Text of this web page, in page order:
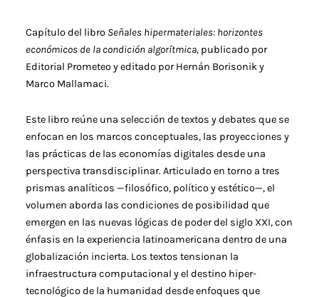
Capítulo del libro Señales hipermateriales: horizontes
económicos de la condición algorítmica, publicado por
Editorial Prometeo y editado por Hernán Borisonik y
Marco Mallamaci.
Este libro reúne una selección de textos y debates que se
enfocan en los marcos conceptuales, las proyecciones y
las prácticas de las economías digitales desde una
perspectiva transdisciplinar. Articulado en torno a tres
prismas analíticos —filosófico, político y estético—, el
volumen aborda las condiciones de posibilidad que
emergen en las nuevas lógicas de poder del siglo XXI, con
énfasis en la experiencia latinoamericana dentro de una
globalización incierta. Los textos tensionan la
infraestructura computacional y el destino hiper-
tecnológico de la humanidad desde enfoques que